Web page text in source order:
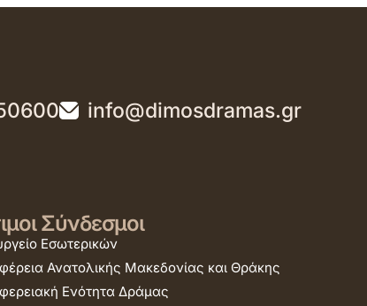
info@dimosdramas.gr
Σύνδεσμοι
Εσωτερικών
Ανατολικής Μακεδονίας και Θράκης
Ενότητα Δράμας